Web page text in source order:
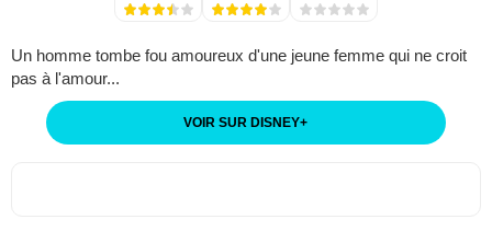
Un homme tombe fou amoureux d'une jeune femme qui ne croit
pas à l'amour...
VOIR SUR DISNEY+